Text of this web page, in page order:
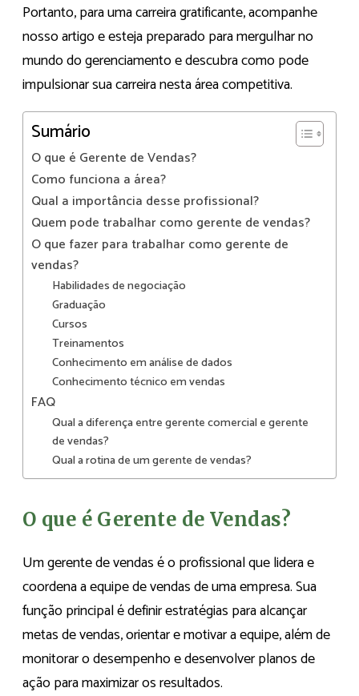
Portanto, para uma carreira gratificante, acompanhe
nosso artigo e esteja preparado para mergulhar no
mundo do gerenciamento e descubra como pode
impulsionar sua carreira nesta área competitiva.
Sumário
O que é Gerente de Vendas?
Como funciona a área?
Qual a importância desse profissional?
Quem pode trabalhar como gerente de vendas?
O que fazer para trabalhar como gerente de
vendas?
Habilidades de negociação
Graduação
Cursos
Treinamentos
Conhecimento em análise de dados
Conhecimento técnico em vendas
FAQ
Qual a diferença entre gerente comercial e gerente
de vendas?
Qual a rotina de um gerente de vendas?
O que é Gerente de Vendas?
Um gerente de vendas é o profissional que lidera e
coordena a equipe de vendas de uma empresa. Sua
função principal é definir estratégias para alcançar
metas de vendas, orientar e motivar a equipe, além de
monitorar o desempenho e desenvolver planos de
ação para maximizar os resultados.